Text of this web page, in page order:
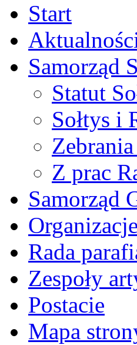
Start
Samorząd
Statut
Sołtys i
Z prac
Samorząd
Rada
Zespoły
Postacie
Mapa